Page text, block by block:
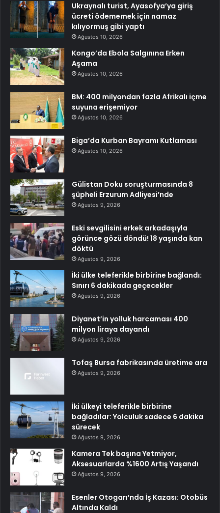
Ukraynalı turist, Ayasofya’ya giriş
ücreti ödememek için namaz
kılıyormuş gibi yaptı
Ağustos 10, 2026
Kongo’da Ebola Salgınına Erken
Aşama
Ağustos 10, 2026
BM: 400 milyondan fazla Afrikalı içme
suyuna erişemiyor
Ağustos 10, 2026
Biga’da Kurban Bayramı Kutlaması
Ağustos 10, 2026
Gülistan Doku soruşturmasında 8
şüpheli Erzurum Adliyesi’nde
Ağustos 9, 2026
Eski sevgilisini erkek arkadaşıyla
görünce gözü döndü! 18 yaşında kan
döktü
Ağustos 9, 2026
İki ülke teleferikle birbirine bağlandı:
Sınırı 6 dakikada geçecekler
Ağustos 9, 2026
Diyanet’in yolluk harcaması 400
milyon liraya dayandı
Ağustos 9, 2026
Tofaş Bursa fabrikasında üretime ara
Ağustos 9, 2026
İki ülkeyi teleferikle birbirine
bağladılar: Yolculuk sadece 6 dakika
sürecek
Ağustos 9, 2026
Kamera Tek başına Yetmiyor,
Aksesuarlarda %1600 Artış Yaşandı
Ağustos 9, 2026
Esenler Otogarı’nda İş Kazası: Otobüs
Altında Kaldı